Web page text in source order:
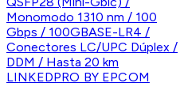
LINKEDPRO BY EPCOM